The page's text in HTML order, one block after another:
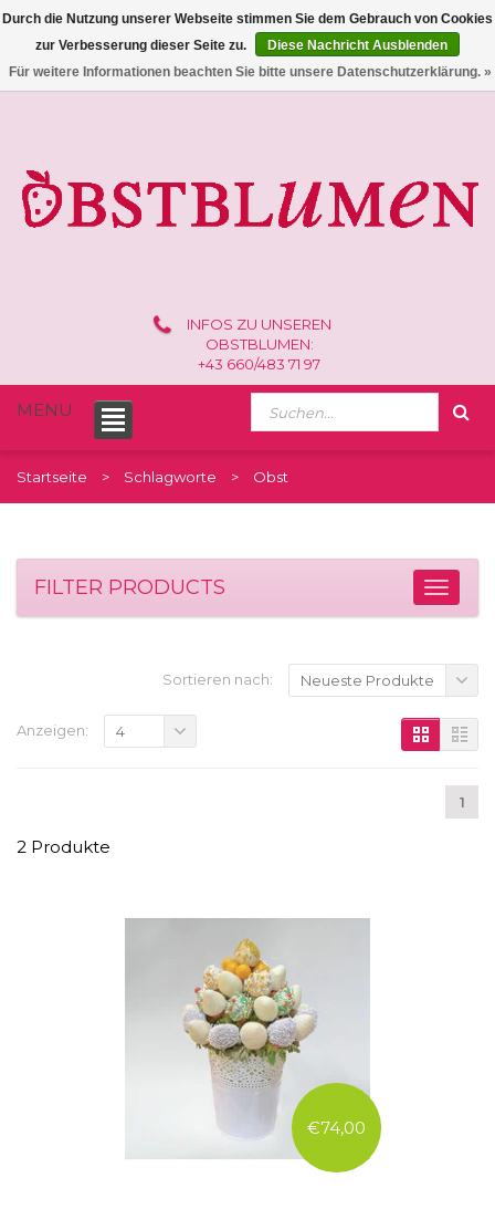
0 / €0,00
INFOS ZU UNSEREN
OBSTBLUMEN:
+43 660/483 71 97
MENU
Startseite Schlagworte Obst
FILTER PRODUCTS
Sortieren nach: Neueste Produkte
1
Anzeigen: 4
2 Produkte
€74,00
Durch die Nutzung unserer Webseite stimmen Sie dem Gebrauch von Cookies
zur Verbesserung dieser Seite zu.
Diese Nachricht Ausblenden
Für weitere Informationen beachten Sie bitte unsere Datenschutzerklärung. »